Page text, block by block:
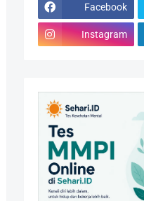
Facebook
Instagram